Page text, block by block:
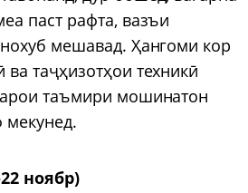
паст рафта, вазъи
мешавад. Ҳангоми кор
таҷҳизотҳои техникӣ
таъмири мошинатон
мекунед.
ноябр)